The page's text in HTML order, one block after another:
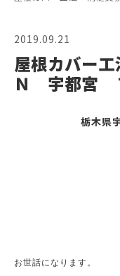
2019.09.21
屋根カバー
Ｎ 宇都宮
栃木県
お世話になります。